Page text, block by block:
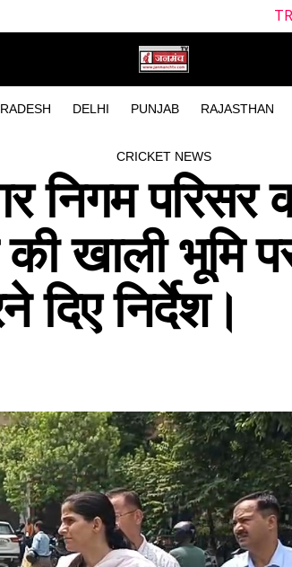
DELHI PUNJAB RAJASTHAN
CRICKET NEWS
TRT-W vs SOB-W
निगम परिसर
खाली भूमि पर
निर्देश।